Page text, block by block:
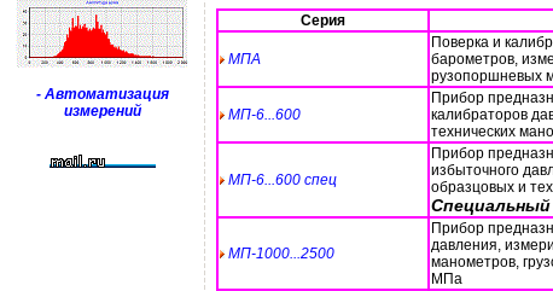
- Автоматизация
измерений
Серия
МПА
Поверка и
барометров,
рузопоршневых
МП-6...600
Прибор
калибраторов
технических
МП-6...600 спец
Прибор
избыточного
образцовых и
Специальный
МП-1000...2500
Прибор
давления,
манометров,
МПа